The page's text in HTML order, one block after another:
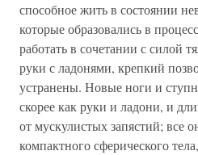
способное жить в состоянии
которые образовались в
работать в сочетании с силой
руки с ладонями, крепкий
устранены. Новые ноги и
скорее как руки и ладони, и
от мускулистых запястий; все
компактного сферического